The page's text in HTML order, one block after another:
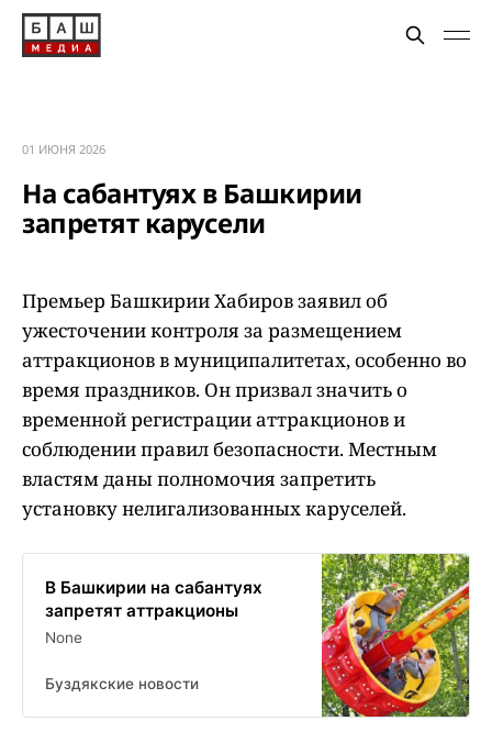
01 ИЮНЯ 2026
На сабантуях в Башкирии
запретят карусели
Премьер Башкирии Хабиров заявил об
ужесточении контроля за размещением
аттракционов в муниципалитетах, особенно во
время праздников. Он призвал значить о
временной регистрации аттракционов и
соблюдении правил безопасности. Местным
властям даны полномочия запретить
установку нелигализованных каруселей.
В Башкирии на сабантуях
запретят аттракционы
None
Буздякские новости